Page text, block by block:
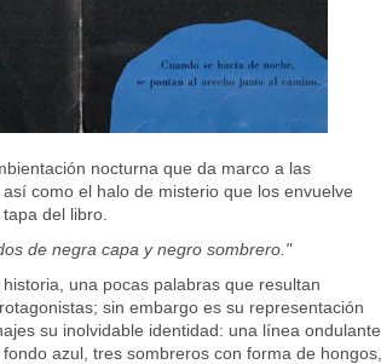
nocturna que da marco a las
como el halo de misterio que los envuelve
del libro.
de negra capa y negro sombrero."
una pocas palabras que resultan
sin embargo es su representación
su inolvidable identidad: una línea ondulante
azul, tres sombreros con forma de hongos,